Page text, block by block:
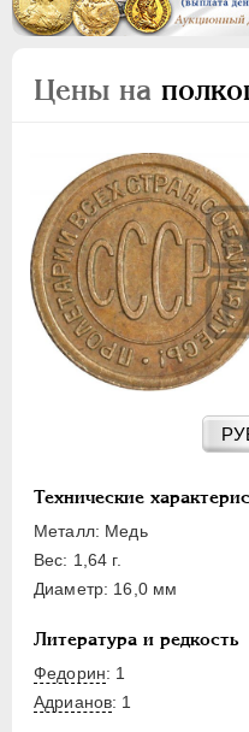
Цены на
Технические
Металл: Медь
Вес: 1,64 г.
Диаметр: 16,0 мм
Литература и редкость
Федорин: 1
Адрианов: 1
ПОЛКОПЕЙКИ
2 КОПЕЙКИ
5 КОПЕЕК
10 КОПЕЕК
15 КОПЕЕК
20 КОПЕЕК
50 КОПЕЕК
ПОЛТИННИК
1 РУБЛЬ
10 РУБЛЕЙ
ЧЕРВОНЕЦ